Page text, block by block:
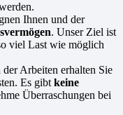
Ihnen und der
. Unser Ziel ist
viel Last wie möglich
Arbeiten erhalten Sie
Es gibt keine
Überraschungen bei